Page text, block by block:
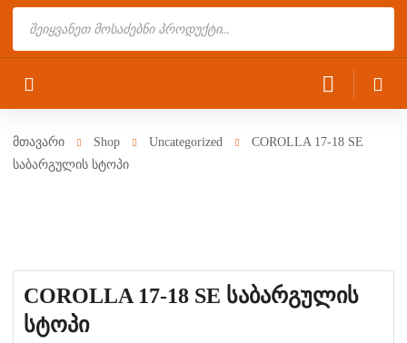
მთავარი Shop Uncategorized
COROLLA 17-18 SE
საბარგულის სტოპი
COROLLA 17-18 SE საბარგულის
სტოპი